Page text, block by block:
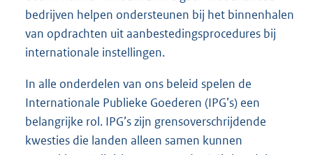
bedrijven helpen ondersteunen bij het binnenhalen
van opdrachten uit aanbestedingsprocedures bij
internationale instellingen.
In alle onderdelen van ons beleid spelen de
Internationale Publieke Goederen (IPG’s) een
belangrijke rol. IPG’s zijn grensoverschrijdende
kwesties die landen alleen samen kunnen